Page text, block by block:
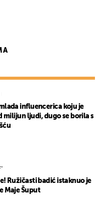
influencerica koju je
milijun ljudi, dugo se borila s
Ružičasti badić istaknuo je
Maje Šuput